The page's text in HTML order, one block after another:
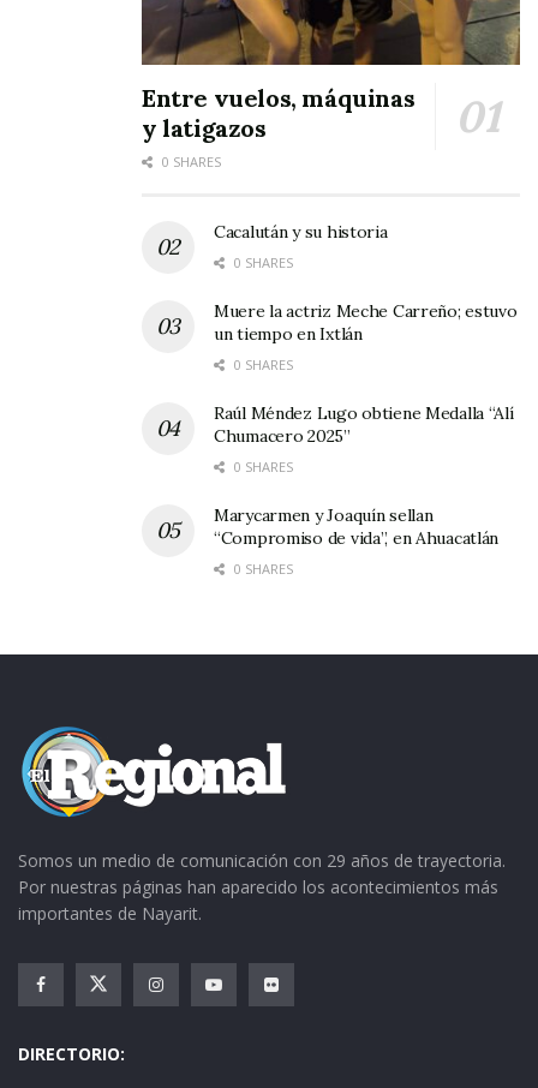
Entre vuelos, máquinas
y latigazos
0 SHARES
Cacalután y su historia
0 SHARES
Muere la actriz Meche Carreño; estuvo
un tiempo en Ixtlán
0 SHARES
Raúl Méndez Lugo obtiene Medalla “Alí
Chumacero 2025”
0 SHARES
Marycarmen y Joaquín sellan
“Compromiso de vida”, en Ahuacatlán
0 SHARES
Somos un medio de comunicación con 29 años de trayectoria.
Por nuestras páginas han aparecido los acontecimientos más
importantes de Nayarit.
DIRECTORIO: